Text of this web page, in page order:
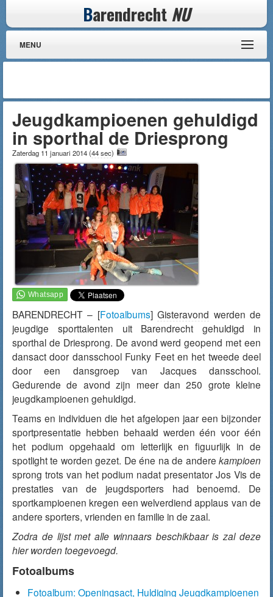
Barendrecht NU
MENU
Jeugdkampioenen gehuldigd
in sporthal de Driesprong
Zaterdag 11 januari 2014(44 sec)
BARENDRECHT – [Fotoalbums]Gisteravond werden de
jeugdige sporttalenten uit Barendrecht gehuldigd in
sporthal de Driesprong. De avond werd geopend met een
dansact door dansschool Funky Feet en het tweede deel
door een dansgroep van Jacques dansschool.
Gedurende de avond zijn meer dan 250 grote kleine
jeugdkampioenen gehuldigd.
Teams en individuen die het afgelopen jaar een bijzonder
sportpresentatie hebben behaald werden één voor één
het podium opgehaald om letterlijk en figuurlijk in de
spotlight te worden gezet. De éne na de andere kampioen
sprong trots van het podium nadat presentator Jos Vis de
prestaties van de jeugdsporters had benoemd. De
sportkampioenen kregen een welverdiend applaus van de
andere sporters, vrienden en familie in de zaal.
Zodra de lijst met alle winnaars beschikbaar is zal deze
hier worden toegevoegd.
Fotoalbums
Fotoalbum: Openingsact, Huldiging Jeugdkampioenen